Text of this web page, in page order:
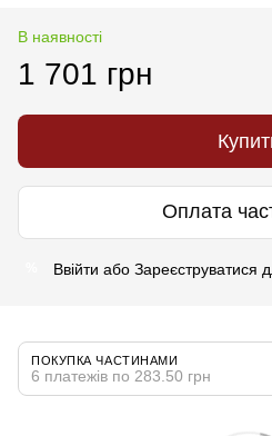
В наявності
1 701 грн
Оплата
Ввійти або Зареєструватися
ПОКУПКА ЧАСТИНАМИ
6 платежів по 283.50 грн